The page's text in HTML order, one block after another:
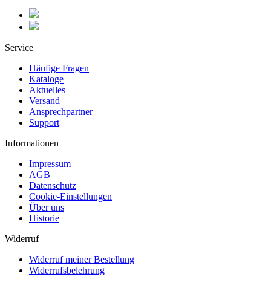
Service
Häufige Fragen
Kataloge
Aktuelles
Versand
Ansprechpartner
Support
Informationen
Impressum
AGB
Datenschutz
Cookie-Einstellungen
Über uns
Historie
Widerruf
Widerruf meiner Bestellung
Widerrufsbelehrung